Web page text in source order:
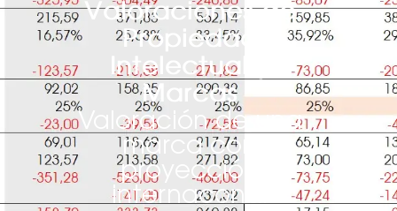
D
N
Valoraciones de
Propiedad
Intelectual y
Marcas
Valoración de una
marca con
proyección
internaconal